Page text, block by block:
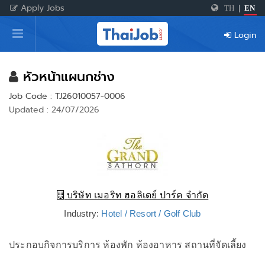
Apply Jobs TH EN
Home
Login
Register
Login
หัวหน้าแผนกช่าง
Job Code : TJ26010057-0006
Updated : 24/07/2026
บริษัท เมอริท ฮอลิเดย์ ปาร์ค จำกัด
Industry: Hotel / Resort / Golf Club
ประกอบกิจการบริการ ห้องพัก ห้องอาหาร สถานที่จัดเลี้ยง